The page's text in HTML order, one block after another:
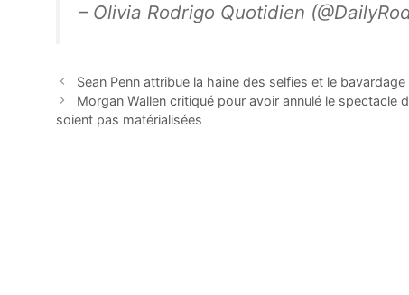
– Olivia Rodrigo Quotidien
Sean Penn attribue la haine des selfies et le
Morgan Wallen critiqué pour avoir annulé le
soient pas matérialisées